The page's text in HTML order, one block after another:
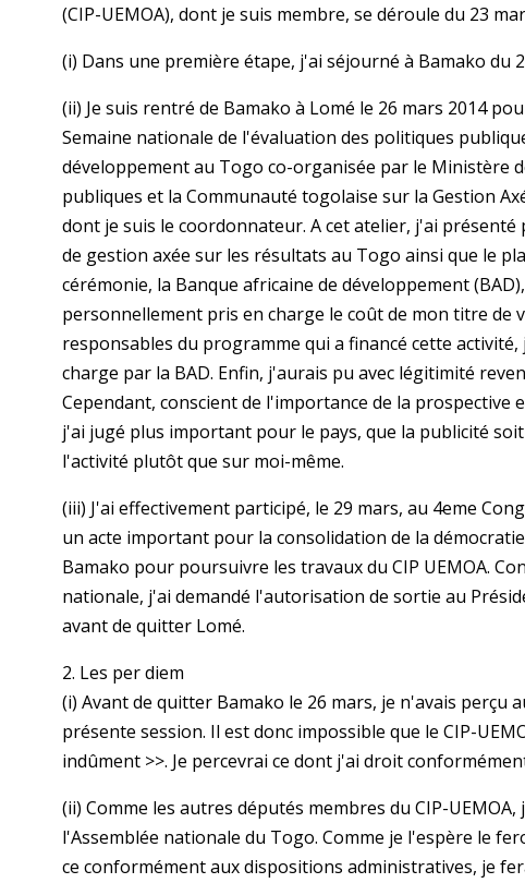
(CIP-UEMOA), dont je suis membre, se déroule du 23
(i) Dans une première étape, j'ai séjourné à Bamako du
(ii) Je suis rentré de Bamako à Lomé le 26 mars 2014
Semaine nationale de l'évaluation des politiques
développement au Togo co-organisée par le Ministère
publiques et la Communauté togolaise sur la Gestion
dont je suis le coordonnateur. A cet atelier, j'ai
de gestion axée sur les résultats au Togo ainsi que le
cérémonie, la Banque africaine de développement
personnellement pris en charge le coût de mon titre de
responsables du programme qui a financé cette
charge par la BAD. Enfin, j'aurais pu avec légitimité
Cependant, conscient de l'importance de la
j'ai jugé plus important pour le pays, que la publicité
l'activité plutôt que sur moi-même.
(iii) J'ai effectivement participé, le 29 mars, au 4eme
un acte important pour la consolidation de la
Bamako pour poursuivre les travaux du CIP UEMOA.
nationale, j'ai demandé l'autorisation de sortie au
avant de quitter Lomé.
2. Les per diem
(i) Avant de quitter Bamako le 26 mars, je n'avais perçu
présente session. Il est donc impossible que le CIP-
indûment >>. Je percevrai ce dont j'ai droit
(ii) Comme les autres députés membres du CIP-
l'Assemblée nationale du Togo. Comme je l'espère le
ce conformément aux dispositions administratives, je